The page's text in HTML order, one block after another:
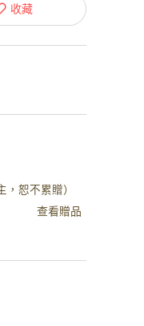
收藏
恕不累贈）
查看贈品